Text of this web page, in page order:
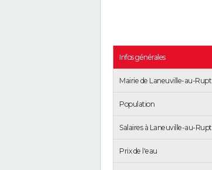
Infos générales
Mairie de Laneuville-au-Rupt
Population
Salaires à Laneuville-au-Rupt
Prix de l'eau